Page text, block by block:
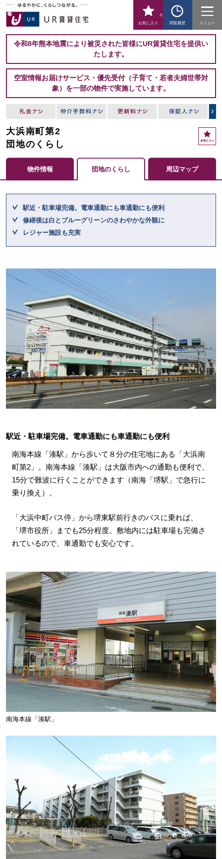
お気に入り
0
閲覧履歴
メニュー
令和8年熊本地震により被災された皆様にUR賃貸住宅を提供い
たします。
空室情報お届けサービス・優先受付（子育て・若者夫婦世帯対
象）を一部の物件で実施しています。
大浜南町第2
団地のくらし
お
気
入
り
物件情報 団地のくらし 周辺マップ
駅近・駐車場完備。電車通勤にも車通勤にも便利
修繕後は白とブルーグリーンのさわやかな外観に
レジャー施設も充実
駅近・駐車場完備。電車通勤にも車通勤にも便利
南海本線「湊駅」から歩いて８分の住宅地にある「大浜南
町第2」。南海本線「湊駅」は大阪市内への通勤も便利で、
15分で難波に行くことができます（南海「堺駅」で急行に
乗り換え）。
「大浜中町バス停」から堺東駅前行きのバスに乗れば、
「堺市役所」までも25分程度。敷地内には駐車場も完備さ
れているので、車通勤でも安心です。
南海本線「湊駅」